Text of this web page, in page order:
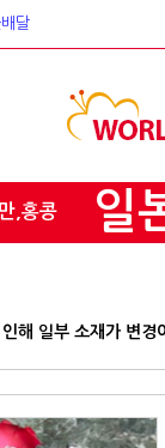
달
,홍콩 일
해 일부 소재가 변경